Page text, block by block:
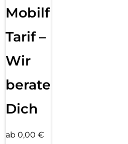
Mobilfunk
Tarif –
Wir
beraten
Dich
ab 0,00 €